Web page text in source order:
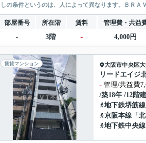
しの条件というのは、人によって異なります。ＢＲ
部屋番号 所在階 賃料 管理費・共益
-
3階 - 4,000円
賃貸マンション 大阪市中央区
リードエイジ
- 管理/共益費
/築18年 /12階建
地下鉄堺筋線
京阪本線 「
地下鉄中央線